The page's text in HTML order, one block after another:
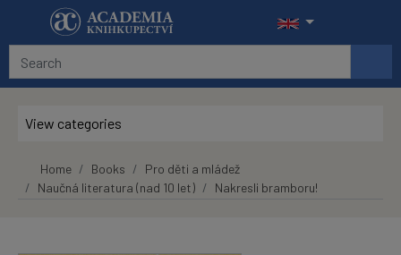
Skip to main content
View categories
Home Books
Pro děti a mládež
Naučná literatura (nad 10 let)
Nakresli bramboru!